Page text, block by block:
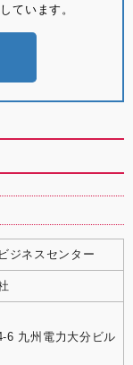
ています。
ジネスセンター
6 九州電力大分ビル